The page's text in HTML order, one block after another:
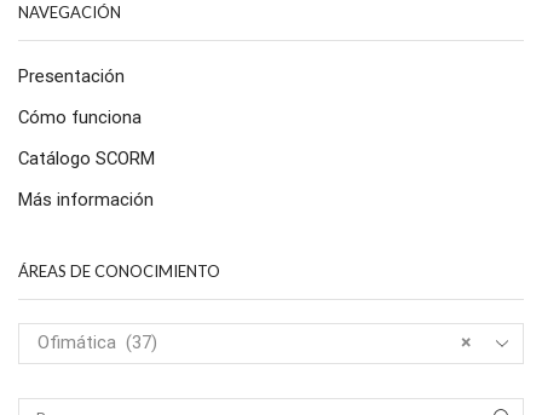
NAVEGACIÓN
Presentación
Cómo funciona
Catálogo SCORM
Más información
ÁREAS DE CONOCIMIENTO
×
Ofimática (37)